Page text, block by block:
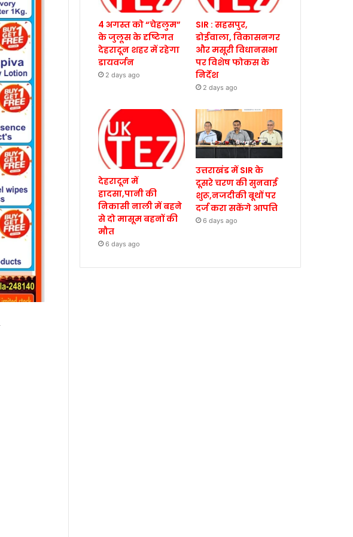
4 अगस्त को “चेहलुम”
के जुलूस के दृष्टिगत
देहरादून शहर में रहेगा
डायवर्जन
2 days ago
SIR : सहसपुर,
डोईवाला, विकासनगर
और मसूरी विधानसभा
पर विशेष फोकस के
निर्देश
2 days ago
देहरादून में
हादसा,पानी की
निकासी नाली में बहने
से दो मासूम बहनों की
मौत
6 days ago
उत्तराखंड में SIR के
दूसरे चरण की सुनवाई
शुरू,नजदीकी बूथों पर
दर्ज करा सकेंगे आपत्ति
6 days ago